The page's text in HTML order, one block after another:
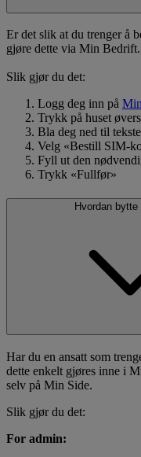
Er det slik at du trenger å
gjøre dette via Min Bedrift.
Slik gjør du det:
Logg deg inn på
Trykk på huset
Bla deg ned til
Velg «Bestill SIM-
Fyll ut den
Trykk «Fullfør»
Hvordan
Har du en ansatt som
dette enkelt gjøres inne i
selv på Min Side.
Slik gjør du det:
For admin: